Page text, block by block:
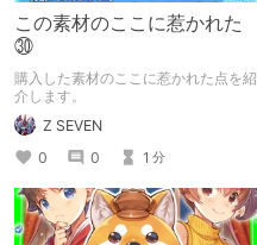
この素材のここに惹かれた
㉚
購入した素材のここに惹かれた点を紹
介します。
Z SEVEN
0
0 1 分